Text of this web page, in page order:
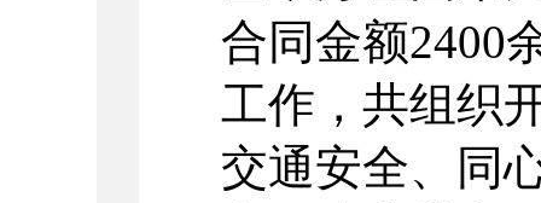
合同金额2400
工作，共组织
交通安全、同